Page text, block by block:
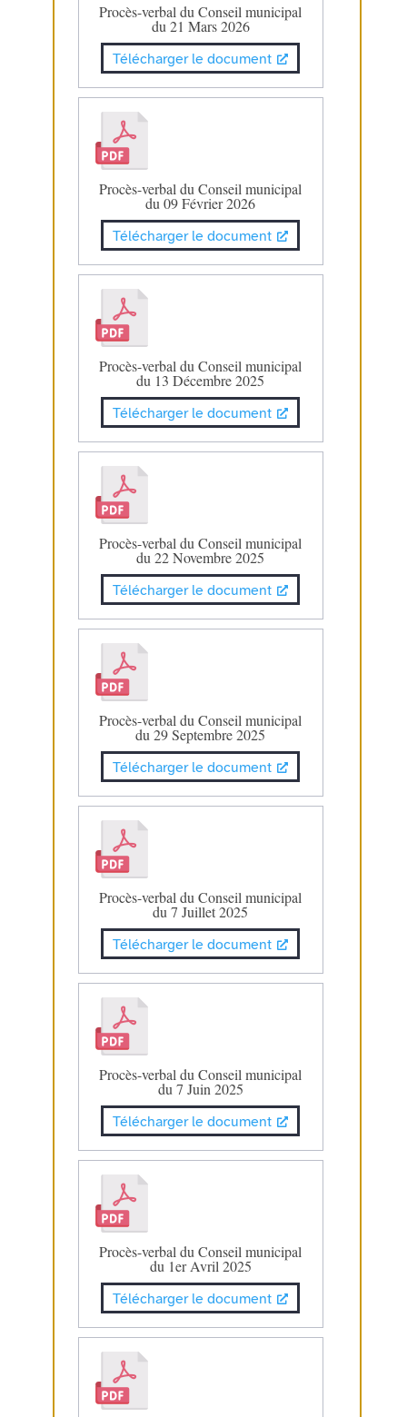
Procès-verbal du Conseil municipal
du 21 Mars 2026
Télécharger le document
Procès-verbal du Conseil municipal
du 09 Février 2026
Télécharger le document
Procès-verbal du Conseil municipal
du 13 Décembre 2025
Télécharger le document
Procès-verbal du Conseil municipal
du 22 Novembre 2025
Télécharger le document
Procès-verbal du Conseil municipal
du 29 Septembre 2025
Télécharger le document
Procès-verbal du Conseil municipal
du 7 Juillet 2025
Télécharger le document
Procès-verbal du Conseil municipal
du 7 Juin 2025
Télécharger le document
Procès-verbal du Conseil municipal
du 1er Avril 2025
Télécharger le document